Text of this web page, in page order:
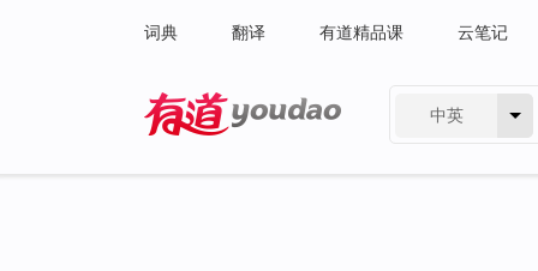
词典 翻译 有道精品课 云笔记
中英